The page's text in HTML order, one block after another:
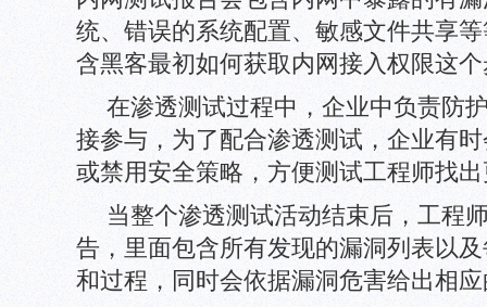
统、错误的系统配置、敏感文件共享
含黑客最初如何获取内网接入权限这
在渗透测试过程中，企业中负责防
接参与，为了配合渗透测试，企业有
或禁用安全策略，方便测试工程师找
当整个渗透测试活动结束后，工程
告，里面包含所有发现的漏洞列表以
和过程，同时会依据漏洞危害给出相